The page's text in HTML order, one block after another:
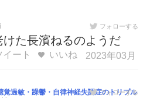
フォローする
けた長濱ねるのようだ
イート いいね
2023年03月
覚過敏・躁鬱・自律神経失調症のトリプル
フォローする